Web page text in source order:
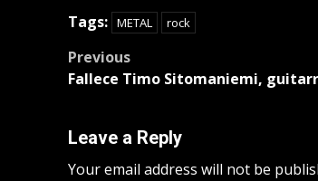
Tags: METAL rock
Post
Previous
Fallece Timo Sitomaniemi,
Leave a Reply
Your email address will not be